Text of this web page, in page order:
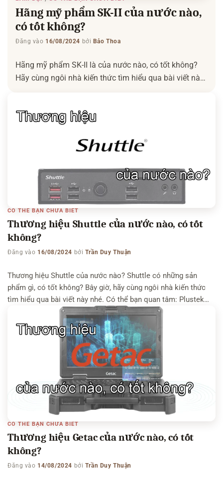
Hãng mỹ phẩm SK-II của nước nào,
có tốt không?
Đăng vào 16/08/2024 bởi Bảo Thoa
Hãng mỹ phẩm SK-II là của nước nào, có tốt không?
Hãy cùng ngôi nhà kiến thức tìm hiểu qua bài viết này
Hãng mỹ phẩm SK-II của nước nào? SK-II (phát âm là
CÓ THỂ BẠN CHƯA BIẾT
Thương hiệu Shuttle của nước nào, có tốt
không?
Đăng vào 16/08/2024 bởi Trần Duy Thuận
Thương hiệu Shuttle của nước nào? Shuttle có những sản
phẩm gì, có tốt không? Bây giờ, hãy cùng ngôi nhà kiến thức
tìm hiểu qua bài viết này nhé. Có thể bạn quan tâm: Plustek
của nước nào – QNAP Systems của nước nào – Ritek của
nước nào Thương hiệu Shuttle Inc của nước […]
CÓ THỂ BẠN CHƯA BIẾT
Thương hiệu Getac của nước nào, có tốt
không?
Đăng vào 14/08/2024 bởi Trần Duy Thuận